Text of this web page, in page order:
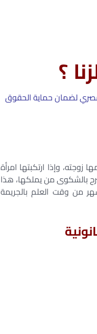
؟
لضمان حماية الحقوق
وإذا ارتكبتها امرأة
بالشكوى من يملكها، هذا
فى هذه الجريمة أن يصرح بالشكوى من يملكها خلال مدة أقصاها 3 أشهر من وقت العلم بالجريمة